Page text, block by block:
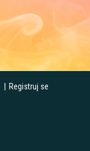
Registruj se